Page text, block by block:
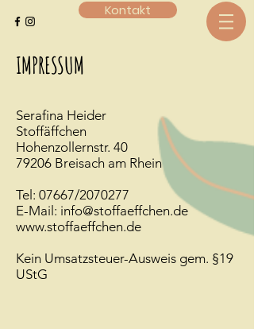
Kontakt
IMPRESSUM
Serafina Heider
Stoffäffchen
Hohenzollernstr. 40
79206 Breisach am Rhein
Tel: 07667/2070277
E-Mail: info@stoffaeffchen.de
www.stoffaeffchen.de
Kein Umsatzsteuer-Ausweis gem. §19
UStG